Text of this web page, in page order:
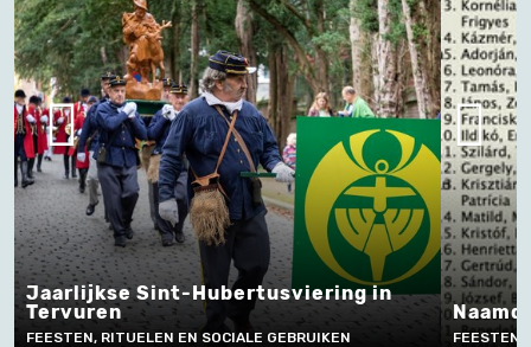
Jaarlijkse Sint-Hubertusviering in
Tervuren
FEESTEN, RITUELEN EN SOCIALE GEBRUIKEN FEESTEN,